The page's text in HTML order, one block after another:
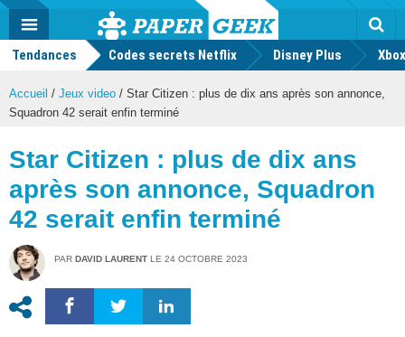
Actu
geek
MENU
Tendances Codes secrets Netflix Disney Plus
Accueil / Jeux video / Star Citizen : plus de dix ans après son annonce,
Squadron 42 serait enfin terminé
Star Citizen : plus de dix ans
après son annonce, Squadron
42 serait enfin terminé
PAR DAVID LAURENT LE 24 OCTOBRE 2023
Mode
FacebookTwitter Youtube